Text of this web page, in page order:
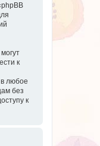
к
любое
без
к